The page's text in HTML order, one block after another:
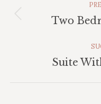
Navigazione
Two
Suite